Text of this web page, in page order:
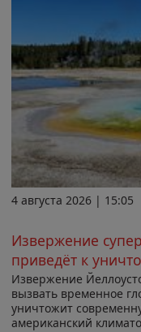
4 августа 2026 | 15:05
Извержение
приведёт к
Извержение
вызвать временное
уничтожит
американский